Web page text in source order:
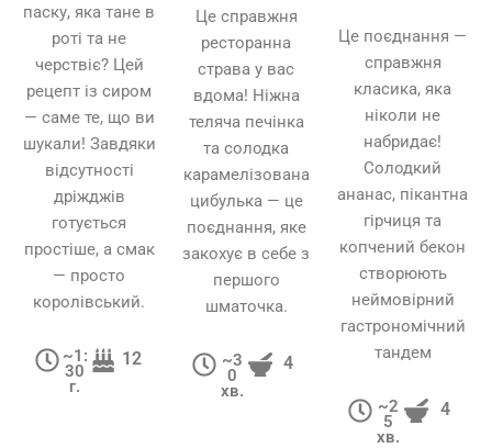
паску, яка тане в
роті та не
черствіє? Цей
рецепт із сиром
— саме те, що ви
шукали! Завдяки
відсутності
дріжджів
готується
простіше, а смак
— просто
королівський.
~1:
30
г.
12
Це справжня
ресторанна
страва у вас
вдома! Ніжна
теляча печінка
та солодка
карамелізована
цибулька — це
поєднання, яке
закохує в себе з
першого
шматочка.
~3
0
хв.
4
Це поєднання —
справжня
класика, яка
ніколи не
набридає!
Солодкий
ананас, пікантна
гірчиця та
копчений бекон
створюють
неймовірний
гастрономічний
тандем
~2
5
хв.
4